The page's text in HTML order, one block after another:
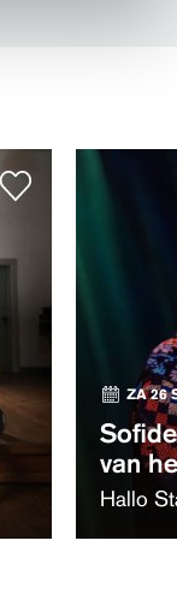
ZA 26
van
Hallo